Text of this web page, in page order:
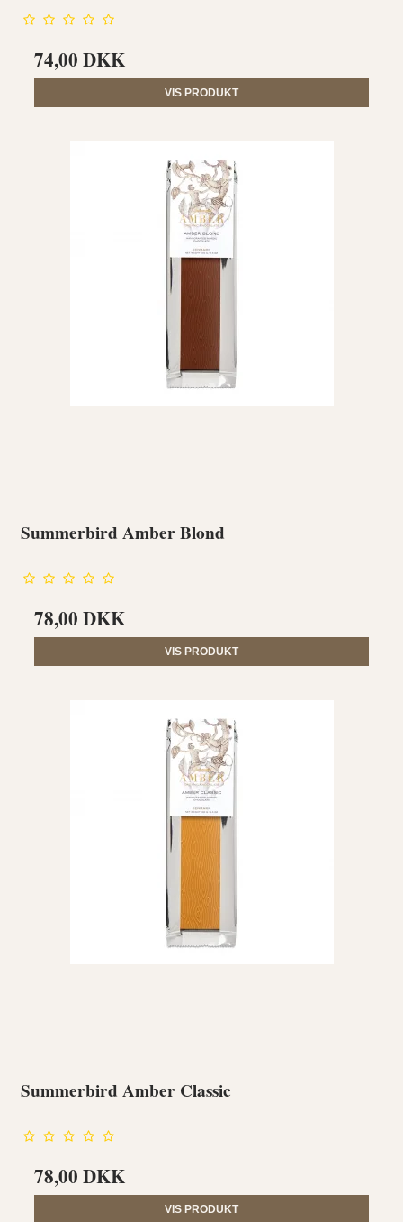
74,00 DKK
VIS PRODUKT
Summerbird Amber Blond
78,00 DKK
VIS PRODUKT
Summerbird Amber Classic
78,00 DKK
VIS PRODUKT